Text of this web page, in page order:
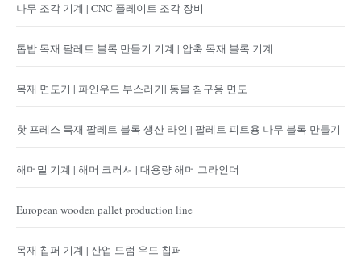
나무 조각 기계 | CNC 플레이트 조각 장비
톱밥 목재 팔레트 블록 만들기 기계 | 압축 목재 블록 기계
목재 면도기 | 파인우드 부스러기| 동물 침구용 면도
핫 프레스 목재 팔레트 블록 생산 라인 | 팔레트 피트용 나무 블록 만들기
해머밀 기계 | 해머 크러셔 | 대용량 해머 그라인더
European wooden pallet production line
목재 칩퍼 기계 | 산업 드럼 우드 칩퍼